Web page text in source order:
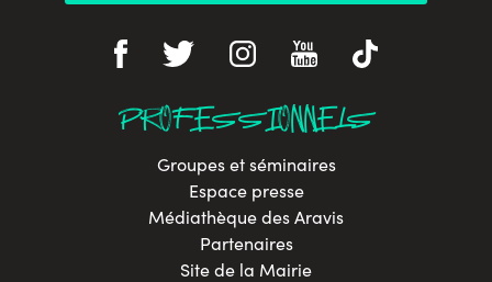
PROFESSIONNELS
Groupes et séminaires
Espace presse
Médiathèque des Aravis
Partenaires
Site de la Mairie